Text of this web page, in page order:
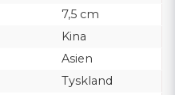
7,5 cm
Kina
Asien
Tyskland